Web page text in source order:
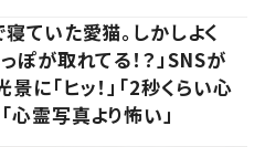
ていた愛猫。しかしよく
ぽが取れてる！？」SNSが
に「ヒッ！」「2秒くらい心
心霊写真より怖い」